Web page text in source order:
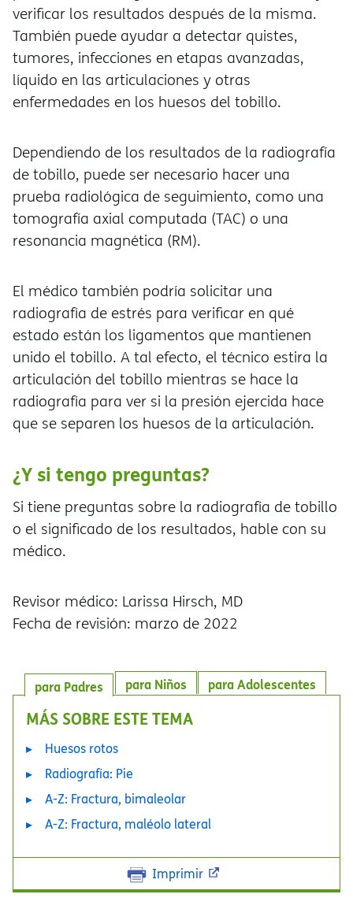
verificar los resultados después de la misma.
También puede ayudar a detectar quistes,
tumores, infecciones en etapas avanzadas,
líquido en las articulaciones y otras
enfermedades en los huesos del tobillo.
Dependiendo de los resultados de la radiografía
de tobillo, puede ser necesario hacer una
prueba radiológica de seguimiento, como una
tomografía axial computada (TAC) o una
resonancia magnética (RM).
El médico también podría solicitar una
radiografía de estrés para verificar en qué
estado están los ligamentos que mantienen
unido el tobillo. A tal efecto, el técnico estira la
articulación del tobillo mientras se hace la
radiografía para ver si la presión ejercida hace
que se separen los huesos de la articulación.
¿Y si tengo preguntas?
Si tiene preguntas sobre la radiografía de tobillo
o el significado de los resultados, hable con su
médico.
Revisor médico: Larissa Hirsch, MD
Fecha de revisión: marzo de 2022
para Adolescentes
para Niños
para Padres
MÁS SOBRE ESTE TEMA
Huesos rotos
Radiografía: Pie
A-Z: Fractura, bimaleolar
A-Z: Fractura, maléolo lateral
Imprimir